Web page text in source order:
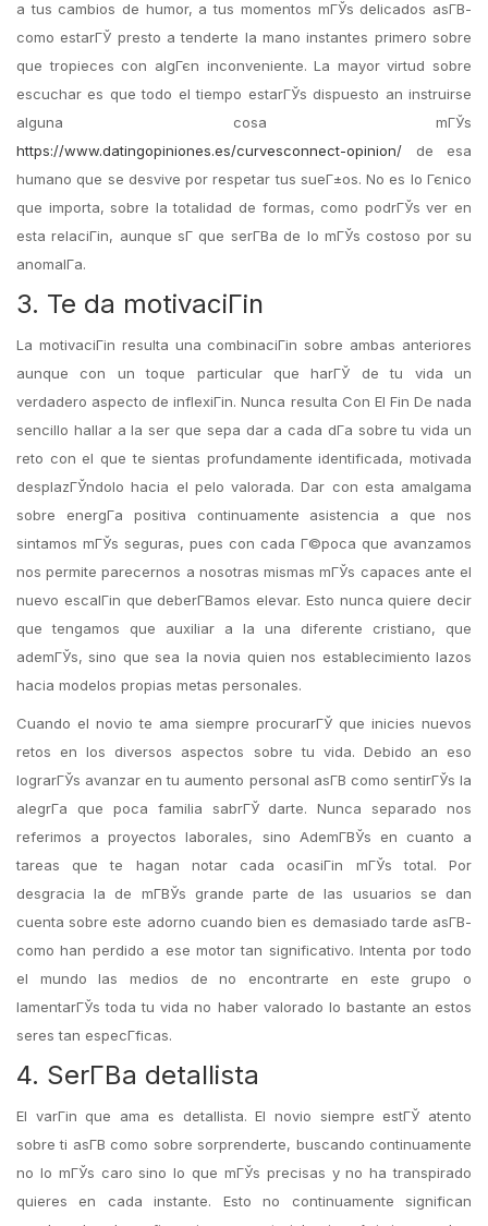
a tus cambios de humor, a tus momentos mГЎs delicados asГ­В­
como estarГЎ presto a tenderte la mano instantes primero sobre
que tropieces con algГєn inconveniente. La mayor virtud sobre
escuchar es que todo el tiempo estarГЎs dispuesto an instruirse
alguna cosa mГЎs
https://www.datingopiniones.es/curvesconnect-opinion/ de esa
humano que se desvive por respetar tus sueГ±os. No es lo Гєnico
que importa, sobre la totalidad de formas, como podrГЎs ver en
esta relaciГіn, aunque sГ­ que serГ­В­a de lo mГЎs costoso por su
anomalГ­a.
3. Te da motivaciГіn
La motivaciГіn resulta una combinaciГіn sobre ambas anteriores
aunque con un toque particular que harГЎ de tu vida un
verdadero aspecto de inflexiГіn. Nunca resulta Con El Fin De nada
sencillo hallar a la ser que sepa dar a cada dГ­a sobre tu vida un
reto con el que te sientas profundamente identificada, motivada
desplazГЎndolo hacia el pelo valorada. Dar con esta amalgama
sobre energГ­a positiva continuamente asistencia a que nos
sintamos mГЎs seguras, pues con cada Г©poca que avanzamos
nos permite parecernos a nosotras mismas mГЎs capaces ante el
nuevo escalГіn que deberГ­В­amos elevar. Esto nunca quiere decir
que tengamos que auxiliar a la una diferente cristiano, que
ademГЎs, sino que sea la novia quien nos establecimiento lazos
hacia modelos propias metas personales.
Cuando el novio te ama siempre procurarГЎ que inicies nuevos
retos en los diversos aspectos sobre tu vida. Debido an eso
lograrГЎs avanzar en tu aumento personal asГ­В­ como sentirГЎs la
alegrГ­a que poca familia sabrГЎ darte. Nunca separado nos
referimos a proyectos laborales, sino AdemГ­ВЎs en cuanto a
tareas que te hagan notar cada ocasiГіn mГЎs total. Por
desgracia la de mГ­ВЎs grande parte de las usuarios se dan
cuenta sobre este adorno cuando bien es demasiado tarde asГ­В­
como han perdido a ese motor tan significativo. Intenta por todo
el mundo las medios de no encontrarte en este grupo o
lamentarГЎs toda tu vida no haber valorado lo bastante an estos
seres tan especГ­ficas.
4. SerГ­В­a detallista
El varГіn que ama es detallista. El novio siempre estГЎ atento
sobre ti asГ­В­ como sobre sorprenderte, buscando continuamente
no lo mГЎs caro sino lo que mГЎs precisas y no ha transpirado
quieres en cada instante. Esto no continuamente significan